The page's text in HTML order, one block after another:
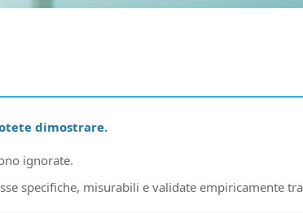
dimostrare.
ignorate.
specifiche, misurabili e validate empiricamente